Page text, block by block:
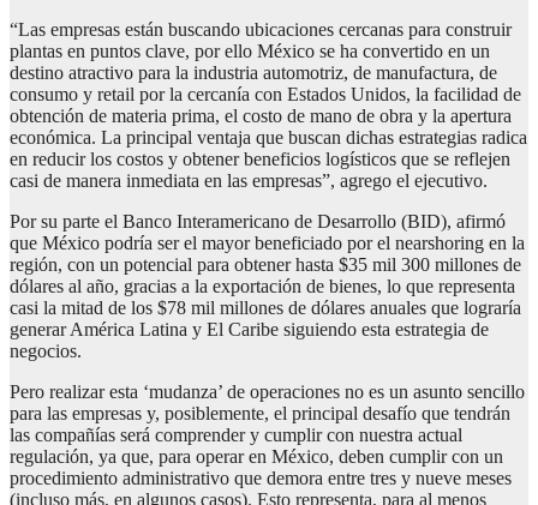
“Las empresas están buscando ubicaciones cercanas para construir
plantas en puntos clave, por ello México se ha convertido en un
destino atractivo para la industria automotriz, de manufactura, de
consumo y retail por la cercanía con Estados Unidos, la facilidad de
obtención de materia prima, el costo de mano de obra y la apertura
económica. La principal ventaja que buscan dichas estrategias radica
en reducir los costos y obtener beneficios logísticos que se reflejen
casi de manera inmediata en las empresas”, agrego el ejecutivo.
Por su parte el Banco Interamericano de Desarrollo (BID), afirmó
que México podría ser el mayor beneficiado por el nearshoring en la
región, con un potencial para obtener hasta $35 mil 300 millones de
dólares al año, gracias a la exportación de bienes, lo que representa
casi la mitad de los $78 mil millones de dólares anuales que lograría
generar América Latina y El Caribe siguiendo esta estrategia de
negocios.
Pero realizar esta ‘mudanza’ de operaciones no es un asunto sencillo
para las empresas y, posiblemente, el principal desafío que tendrán
las compañías será comprender y cumplir con nuestra actual
regulación, ya que, para operar en México, deben cumplir con un
procedimiento administrativo que demora entre tres y nueve meses
(incluso más, en algunos casos). Esto representa, para al menos